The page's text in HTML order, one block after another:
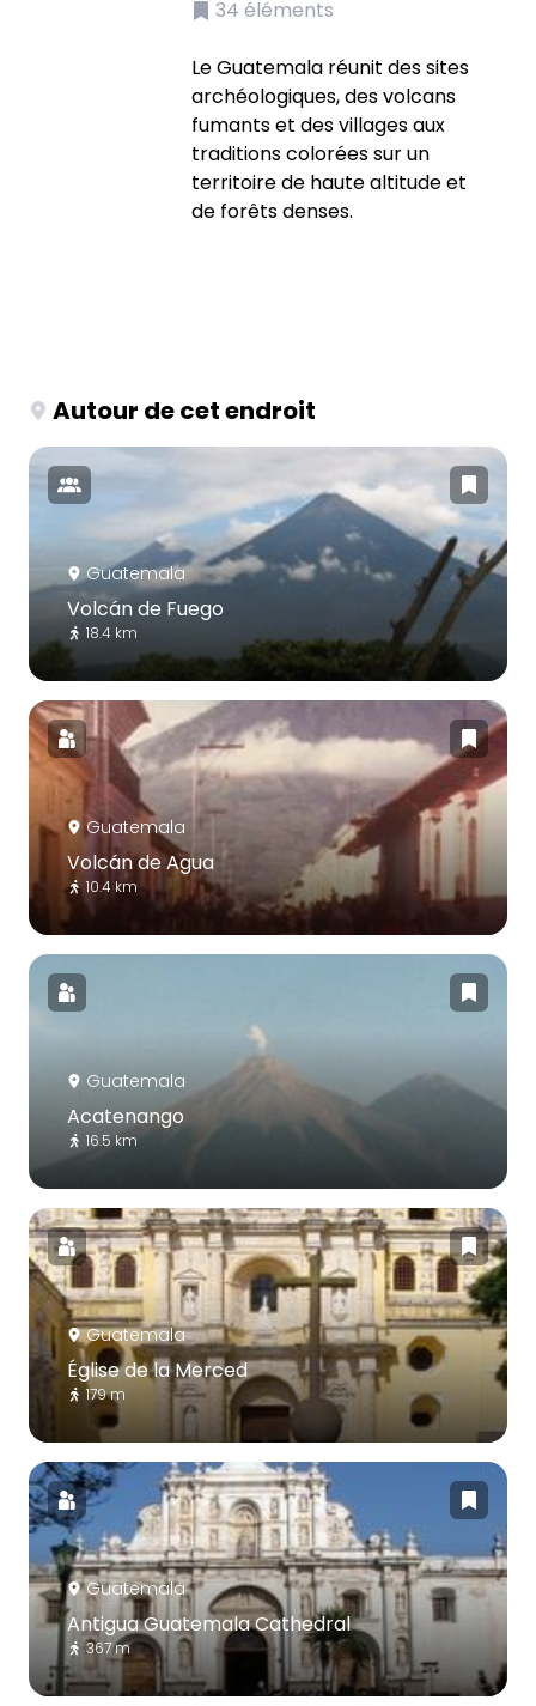
34 éléments
Le Guatemala réunit des sites
archéologiques, des volcans
fumants et des villages aux
traditions colorées sur un
territoire de haute altitude et
de forêts denses.
Autour de cet endroit
Guatemala
Volcán de Fuego
18.4 km
Guatemala
Volcán de Agua
10.4 km
Guatemala
Acatenango
16.5 km
Guatemala
Église de la Merced
179 m
Guatemala
Antigua Guatemala Cathedral
367 m